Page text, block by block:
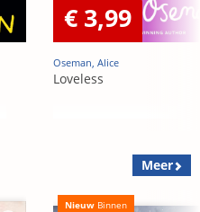
€ 3,99
Oseman, Alice
Loveless
Meer
Nieuw Binnen